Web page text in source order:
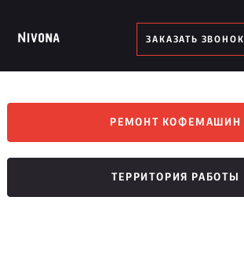
ЗАКАЗАТЬ ЗВОНОК
РЕМОНТ КОФЕМАШИН
ТЕРРИТОРИЯ РАБОТЫ